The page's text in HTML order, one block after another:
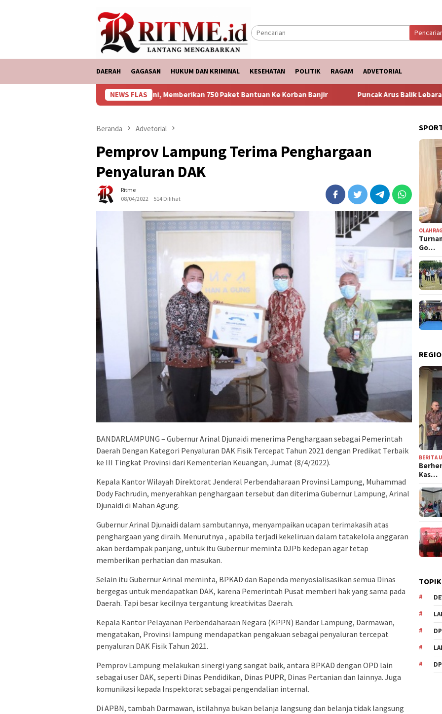
DAERAH GAGASAN HUKUM DAN KRIMINAL KESEHATAN POLITIK RAGAM ADVETORIAL
NEWS FLAS
ASDP Bakauheni, Memberikan 750 Paket Bantuan Ke Korban Banjir Puncak Arus Balik Lebaran 2024 Diperkirakan
Beranda Advetorial
Pemprov Lampung Terima Penghargaan
Penyaluran DAK
Ritme
08/04/2022
514 Dilihat
BANDARLAMPUNG – Gubernur Arinal Djunaidi menerima Penghargaan sebagai Pemerintah
Daerah Dengan Kategori Penyaluran DAK Fisik Tercepat Tahun 2021 dengan Predikat Terbaik
ke III Tingkat Provinsi dari Kementerian Keuangan, Jumat (8/4/2022).
Kepala Kantor Wilayah Direktorat Jenderal Perbendaharaan Provinsi Lampung, Muhammad
Dody Fachrudin, menyerahkan penghargaan tersebut dan diterima Gubernur Lampung, Arinal
Djunaidi di Mahan Agung.
Gubernur Arinal Djunaidi dalam sambutannya, menyampaikan ucapan terimakasih atas
penghargaan yang diraih. Menurutnya , apabila terjadi kekeliruan dalam tatakelola anggaran
akan berdampak panjang, untuk itu Gubernur meminta DJPb kedepan agar tetap
memberikan perhatian dan masukan.
Selain itu Gubernur Arinal meminta, BPKAD dan Bapenda menyosialisasikan semua Dinas
bergegas untuk mendapatkan DAK, karena Pemerintah Pusat memberi hak yang sama pada
Daerah. Tapi besar kecilnya tergantung kreativitas Daerah.
Kepala Kantor Pelayanan Perbendaharaan Negara (KPPN) Bandar Lampung, Darmawan,
mengatakan, Provinsi lampung mendapatkan pengakuan sebagai penyaluran tercepat
penyaluran DAK Fisik Tahun 2021.
Pemprov Lampung melakukan sinergi yang sangat baik, antara BPKAD dengan OPD lain
sebagai user DAK, seperti Dinas Pendidikan, Dinas PUPR, Dinas Pertanian dan lainnya. Juga
komunikasi kepada Inspektorat sebagai pengendalian internal.
Di APBN, tambah Darmawan, istilahnya bukan belanja langsung dan belanja tidak langsung
Go…
BERITA
Kas…